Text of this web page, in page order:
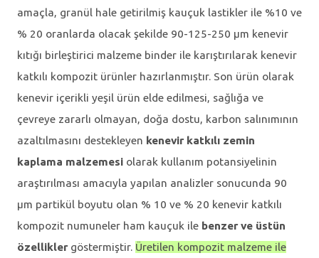
amaçla, granül hale getirilmiş kauçuk lastikler ile %10 ve
% 20 oranlarda olacak şekilde 90-125-250 μm kenevir
kıtığı birleştirici malzeme binder ile karıştırılarak kenevir
katkılı kompozit ürünler hazırlanmıştır. Son ürün olarak
kenevir içerikli yeşil ürün elde edilmesi, sağlığa ve
çevreye zararlı olmayan, doğa dostu, karbon salınımının
azaltılmasını destekleyen kenevir katkılı zemin
kaplama malzemesi olarak kullanım potansiyelinin
araştırılması amacıyla yapılan analizler sonucunda 90
μm partikül boyutu olan % 10 ve % 20 kenevir katkılı
kompozit numuneler ham kauçuk ile benzer ve üstün
özelliklergöstermiştir. Üretilen kompozit malzeme ile